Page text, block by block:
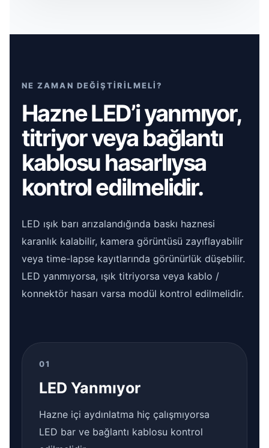
NE ZAMAN DEĞİŞTİRİLMELİ?
Hazne LED’i yanmıyor,
titriyor veya bağlantı
kablosu hasarlıysa
kontrol edilmelidir.
LED ışık barı arızalandığında baskı haznesi
karanlık kalabilir, kamera görüntüsü zayıflayabilir
veya time-lapse kayıtlarında görünürlük düşebilir.
LED yanmıyorsa, ışık titriyorsa veya kablo /
konnektör hasarı varsa modül kontrol edilmelidir.
01
LED Yanmıyor
Hazne içi aydınlatma hiç çalışmıyorsa
LED bar ve bağlantı kablosu kontrol